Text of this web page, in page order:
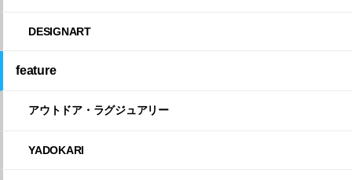
DESIGNART
feature
アウトドア・ラグジュアリー
YADOKARI